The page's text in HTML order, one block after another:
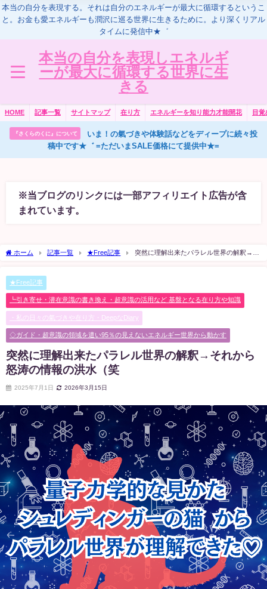
本当の自分を表現する。それは自分のエネルギーが最大に循環するというこ
と。お金も愛エネルギーも潤沢に巡る世界に生きるために。より深くリアル
タイムに発信中★゛
本当の自分を表現しエネルギ
ーが最大に循環する世界に生
きる
HOME 記事一覧 サイトマップ 在り方 エネルギーを知り能力才能開花 目覚
『さくらのくに』について
いま！の氣づきや体験話などをディープに続々投
稿中です★゛ =ただいまSALE価格にて提供中★=
※当ブログのリンクには一部アフィリエイト広告が含
まれています。
ホーム 記事一覧 ★Free記事
突然に理解出来たパラレル世界の解釈→そ
★Free記事
┗引き寄せ・潜在意識の書き換え・超意識の活用など 基盤となる在り方や知識
・私の日々の氣づきや在り方・DeepなDiary
◇ガイド・超意識の領域を遣い95％の見えないエネルギー世界から動かす
突然に理解出来たパラレル世界の解釈→それから
怒涛の情報の洪水（笑
2025年7月1日 2026年3月15日